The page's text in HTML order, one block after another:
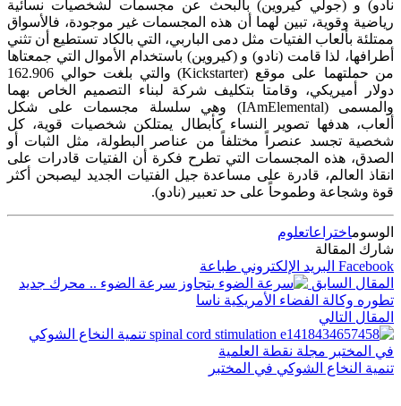
نادو) و (جولي كيروين) بالبحث عن مجسمات لشخصيات نسائية
رياضية وقوية، تبين لهما أن هذه المجسمات غير موجودة، فالأسواق
ممتلئة بألعاب الفتيات مثل دمى الباربي، التي بالكاد تستطيع أن تثني
أطرافها، لذا قامت (نادو) و (كيروين) باستخدام الأموال التي جمعتاها
من حملتهما على موقع (Kickstarter) والتي بلغت حوالي 162.906
دولار أميريكي، وقامتا بتكليف شركة لبناء التصميم الخاص بهما
والمسمى (IAmElemental) وهي سلسلة مجسمات على شكل
ألعاب، هدفها تصوير النساء كأبطال يمتلكن شخصيات قوية، كل
شخصية تجسد عنصراً مختلفاً من عناصر البطولة، مثل الثبات أو
الصدق، هذه المجسمات التي تطرح فكرة أن الفتيات قادرات على
انقاذ العالم، قادرة على مساعدة جيل الفتيات الجديد ليصبحن أكثر
قوة وشجاعة وطموحاً على حد تعبير (نادو).
الوسوماختراعاتعلوم
شارك المقالة
Facebook البريد الإلكتروني طباعة
المقال السابق
يتجاوز سرعة الضوء .. محرك جديد
تطوره وكالة الفضاء الأمريكية ناسا
المقال التالي
تنمية النخاع الشوكي في المختبر